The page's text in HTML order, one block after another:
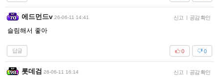
에드먼드v 26-06-11 14:41 신고 | 공감 확인
슬림해서 좋아
답글 0
0
롯데검 26-06-11 16:14 신고 | 공감 확인